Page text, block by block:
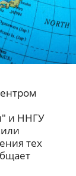
и ННГУ
тех